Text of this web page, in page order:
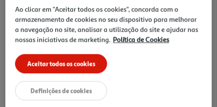
Quantidade Liquida
0.2 LT
Ingredientes/Composição
Aqua, Cetearyl Alcohol, Potassium Thioglycolate, Urea,
Liquidum, Sodium Hydroxide, Parfum, Sodium Gluconate, Argania
Spinosa Kernel Oil, Glycine Soja Oil, Hydrogenated Palm Glycerides
Ao clicar em "Aceitar todos os cookies", concorda com o
armazenamento de cookies no seu dispositivo para melhorar
a navegação no site, analisar a utilização do site e ajudar nas
nossas iniciativas de marketing. Política de Cookies
Aceitar todos os cookies
Definições de cookies